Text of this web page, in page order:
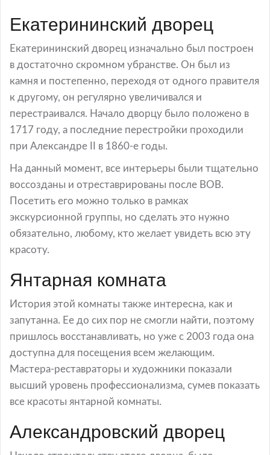
Екатерининский дворец
Екатерининский дворец изначально был построен
в достаточно скромном убранстве. Он был из
камня и постепенно, переходя от одного правителя
к другому, он регулярно увеличивался и
перестраивался. Начало дворцу было положено в
1717 году, а последние перестройки проходили
при Александре II в 1860-е годы.
На данный момент, все интерьеры были тщательно
воссозданы и отреставрированы после ВОВ.
Посетить его можно только в рамках
экскурсионной группы, но сделать это нужно
обязательно, любому, кто желает увидеть всю эту
красоту.
Янтарная комната
История этой комнаты также интересна, как и
запутанна. Ее до сих пор не смогли найти, поэтому
пришлось восстанавливать, но уже с 2003 года она
доступна для посещения всем желающим.
Мастера-реставраторы и художники показали
высший уровень профессионализма, сумев показать
все красоты янтарной комнаты.
Александровский дворец